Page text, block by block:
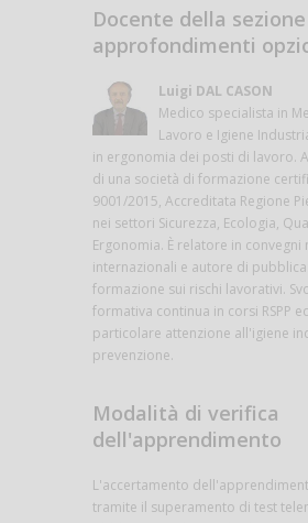
Docente della
approfondimenti
Luigi DAL CASON
Medico specialista in
Lavoro e Igiene
in ergonomia dei posti di lavoro.
di una società di formazione
9001/2015, Accreditata Regione
nei settori Sicurezza, Ecologia,
Ergonomia. È relatore in convegni
internazionali e autore di
formazione sui rischi lavorativi.
formativa continua in corsi RSPP
particolare attenzione all'igiene
prevenzione.
Modalità di verifica
dell'apprendimento
L'accertamento
tramite il superamento di test